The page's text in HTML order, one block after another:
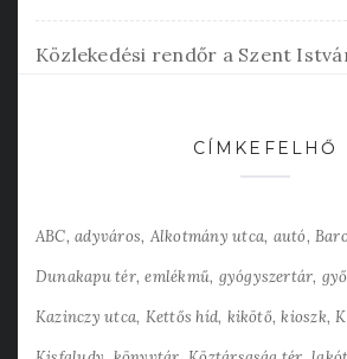
Közlekedési rendőr a Szent
CÍMKEFELHŐ
ABC adyváros Alkotmány utca autó
Dunakapu tér emlékmű gyógyszertár
Kazinczy utca Kettős híd kikötő kioszk